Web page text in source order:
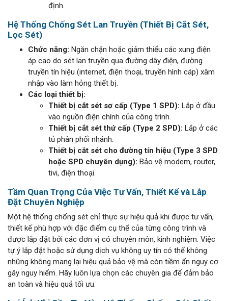
định.
Hệ Thống Chống Sét Lan Truyền (Thiết Bị Cắt Sét,
Lọc Sét)
Chức năng: Ngăn chặn hoặc giảm thiểu các xung điện
áp cao do sét lan truyền qua đường dây điện, đường
truyền tín hiệu (internet, điện thoại, truyền hình cáp) xâm
nhập vào làm hỏng thiết bị.
Các loại thiết bị:
Thiết bị cắt sét sơ cấp (Type 1 SPD): Lắp ở đầu
vào nguồn điện chính của công trình.
Thiết bị cắt sét thứ cấp (Type 2 SPD): Lắp ở các
tủ phân phối nhánh.
Thiết bị cắt sét cho đường tín hiệu (Type 3 SPD
hoặc SPD chuyên dụng): Bảo vệ modem, router,
tivi, điện thoại.
Tầm Quan Trọng Của Việc Tư Vấn, Thiết Kế và Lắp
Đặt Chuyên Nghiệp
Một hệ thống chống sét chỉ thực sự hiệu quả khi được tư vấn,
thiết kế phù hợp với đặc điểm cụ thể của từng công trình và
được lắp đặt bởi các đơn vị có chuyên môn, kinh nghiệm. Việc
tự ý lắp đặt hoặc sử dụng dịch vụ không uy tín có thể không
những không mang lại hiệu quả bảo vệ mà còn tiềm ẩn nguy cơ
gây nguy hiểm. Hãy luôn lựa chọn các chuyên gia để đảm bảo
an toàn và hiệu quả tối ưu.